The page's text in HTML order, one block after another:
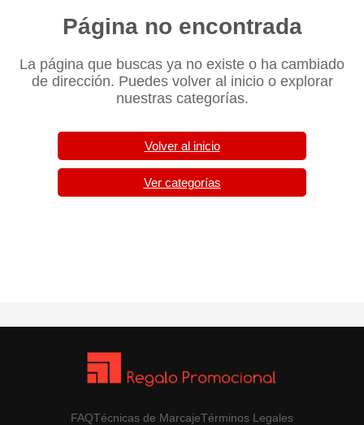
Página no encontrada
La página que buscas ya no existe o ha cambiado
de dirección. Puedes volver al inicio o explorar
nuestras categorías.
Volver al inicio
Ver categorías
FAQTécnicas de MarcajeTérminos Legales